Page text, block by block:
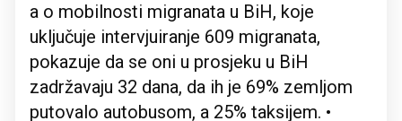
a o mobilnosti migranata u BiH, koje
uključuje intervjuiranje 609 migranata,
pokazuje da se oni u prosjeku u BiH
zadržavaju 32 dana, da ih je 69% zemljom
putovalo autobusom, a 25% taksijem. •